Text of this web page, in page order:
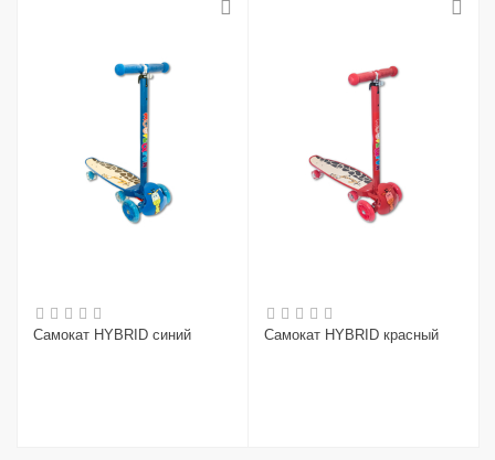
Самокат HYBRID синий Самокат HYBRID красный